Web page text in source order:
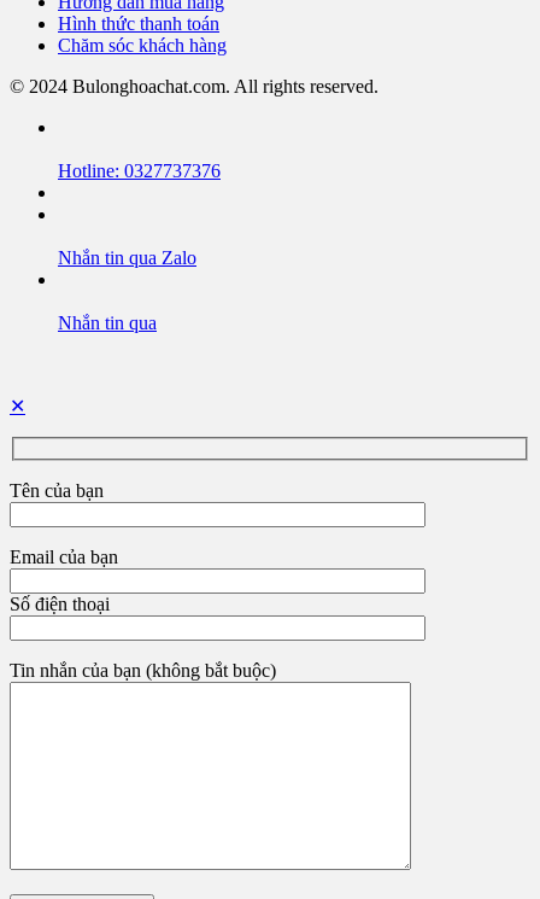
Hình thức thanh toán
Chăm sóc khách hàng
© 2024 Bulonghoachat.com. All rights reserved.
Hotline: 0327737376
Nhắn tin qua Zalo
Nhắn tin qua
✕
Tên của bạn
Email của bạn
Số điện thoại
Tin nhắn của bạn (không bắt buộc)